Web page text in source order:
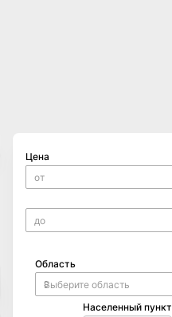
Цена
Область
Населенный пункт